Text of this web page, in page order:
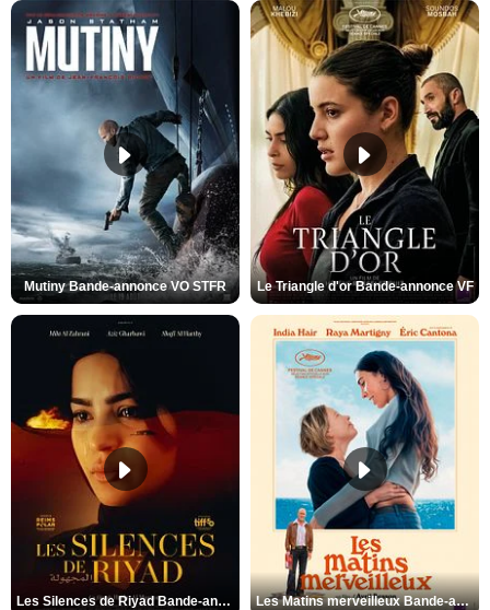
Mutiny Bande-annonce VO STFR Le Triangle d'or Bande-annonce VF
Les Silences de Riyad Bande-annonce VO STFR Les Matins merveilleux Bande-annonce VF